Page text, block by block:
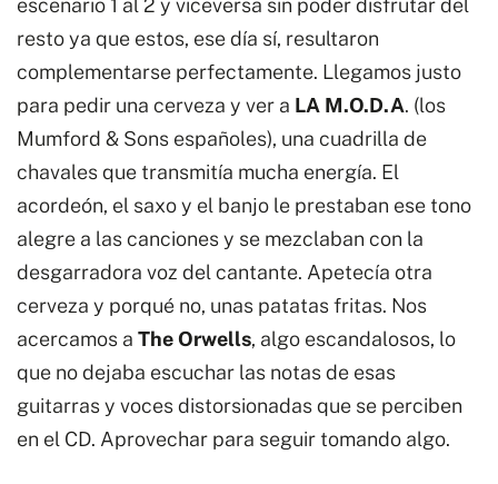
resto ya que estos, ese día sí, resultaron
complementarse perfectamente. Llegamos justo
para pedir una cerveza y ver a LA M.O.D.A. (los
Mumford & Sons españoles), una cuadrilla de
chavales que transmitía mucha energía. El
acordeón, el saxo y el banjo le prestaban ese tono
alegre a las canciones y se mezclaban con la
desgarradora voz del cantante. Apetecía otra
cerveza y porqué no, unas patatas fritas. Nos
acercamos a The Orwells, algo escandalosos, lo
que no dejaba escuchar las notas de esas
guitarras y voces distorsionadas que se perciben
en el CD. Aprovechar para seguir tomando algo.